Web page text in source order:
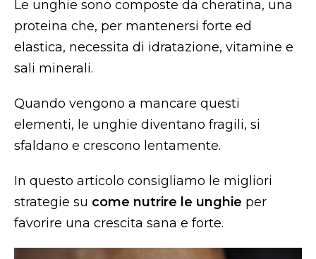
Le unghie sono composte da cheratina, una
proteina che, per mantenersi forte ed
elastica, necessita di idratazione, vitamine e
sali minerali.
Quando vengono a mancare questi
elementi, le unghie diventano fragili, si
sfaldano e crescono lentamente.
In questo articolo consigliamo le migliori
strategie su come nutrire le unghie per
favorire una crescita sana e forte.